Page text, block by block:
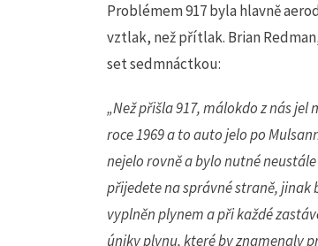
Problémem 917 byla hlavně
vztlak, než přítlak. Brian
set sedmnáctkou:
„Než přišla 917, málokdo z nás jel
roce 1969 a to auto jelo po
nejelo rovně a bylo nutné
přijedete na správné straně, jinak
vyplněn plynem a při každé
úniky plynu, které by znamenaly